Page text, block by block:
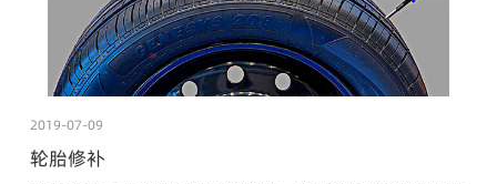
2019-07-09
轮胎修补